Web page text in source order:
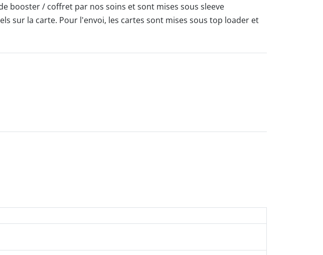
booster / coffret par nos soins et sont mises sous sleeve
sur la carte. Pour l'envoi, les cartes sont mises sous top loader et